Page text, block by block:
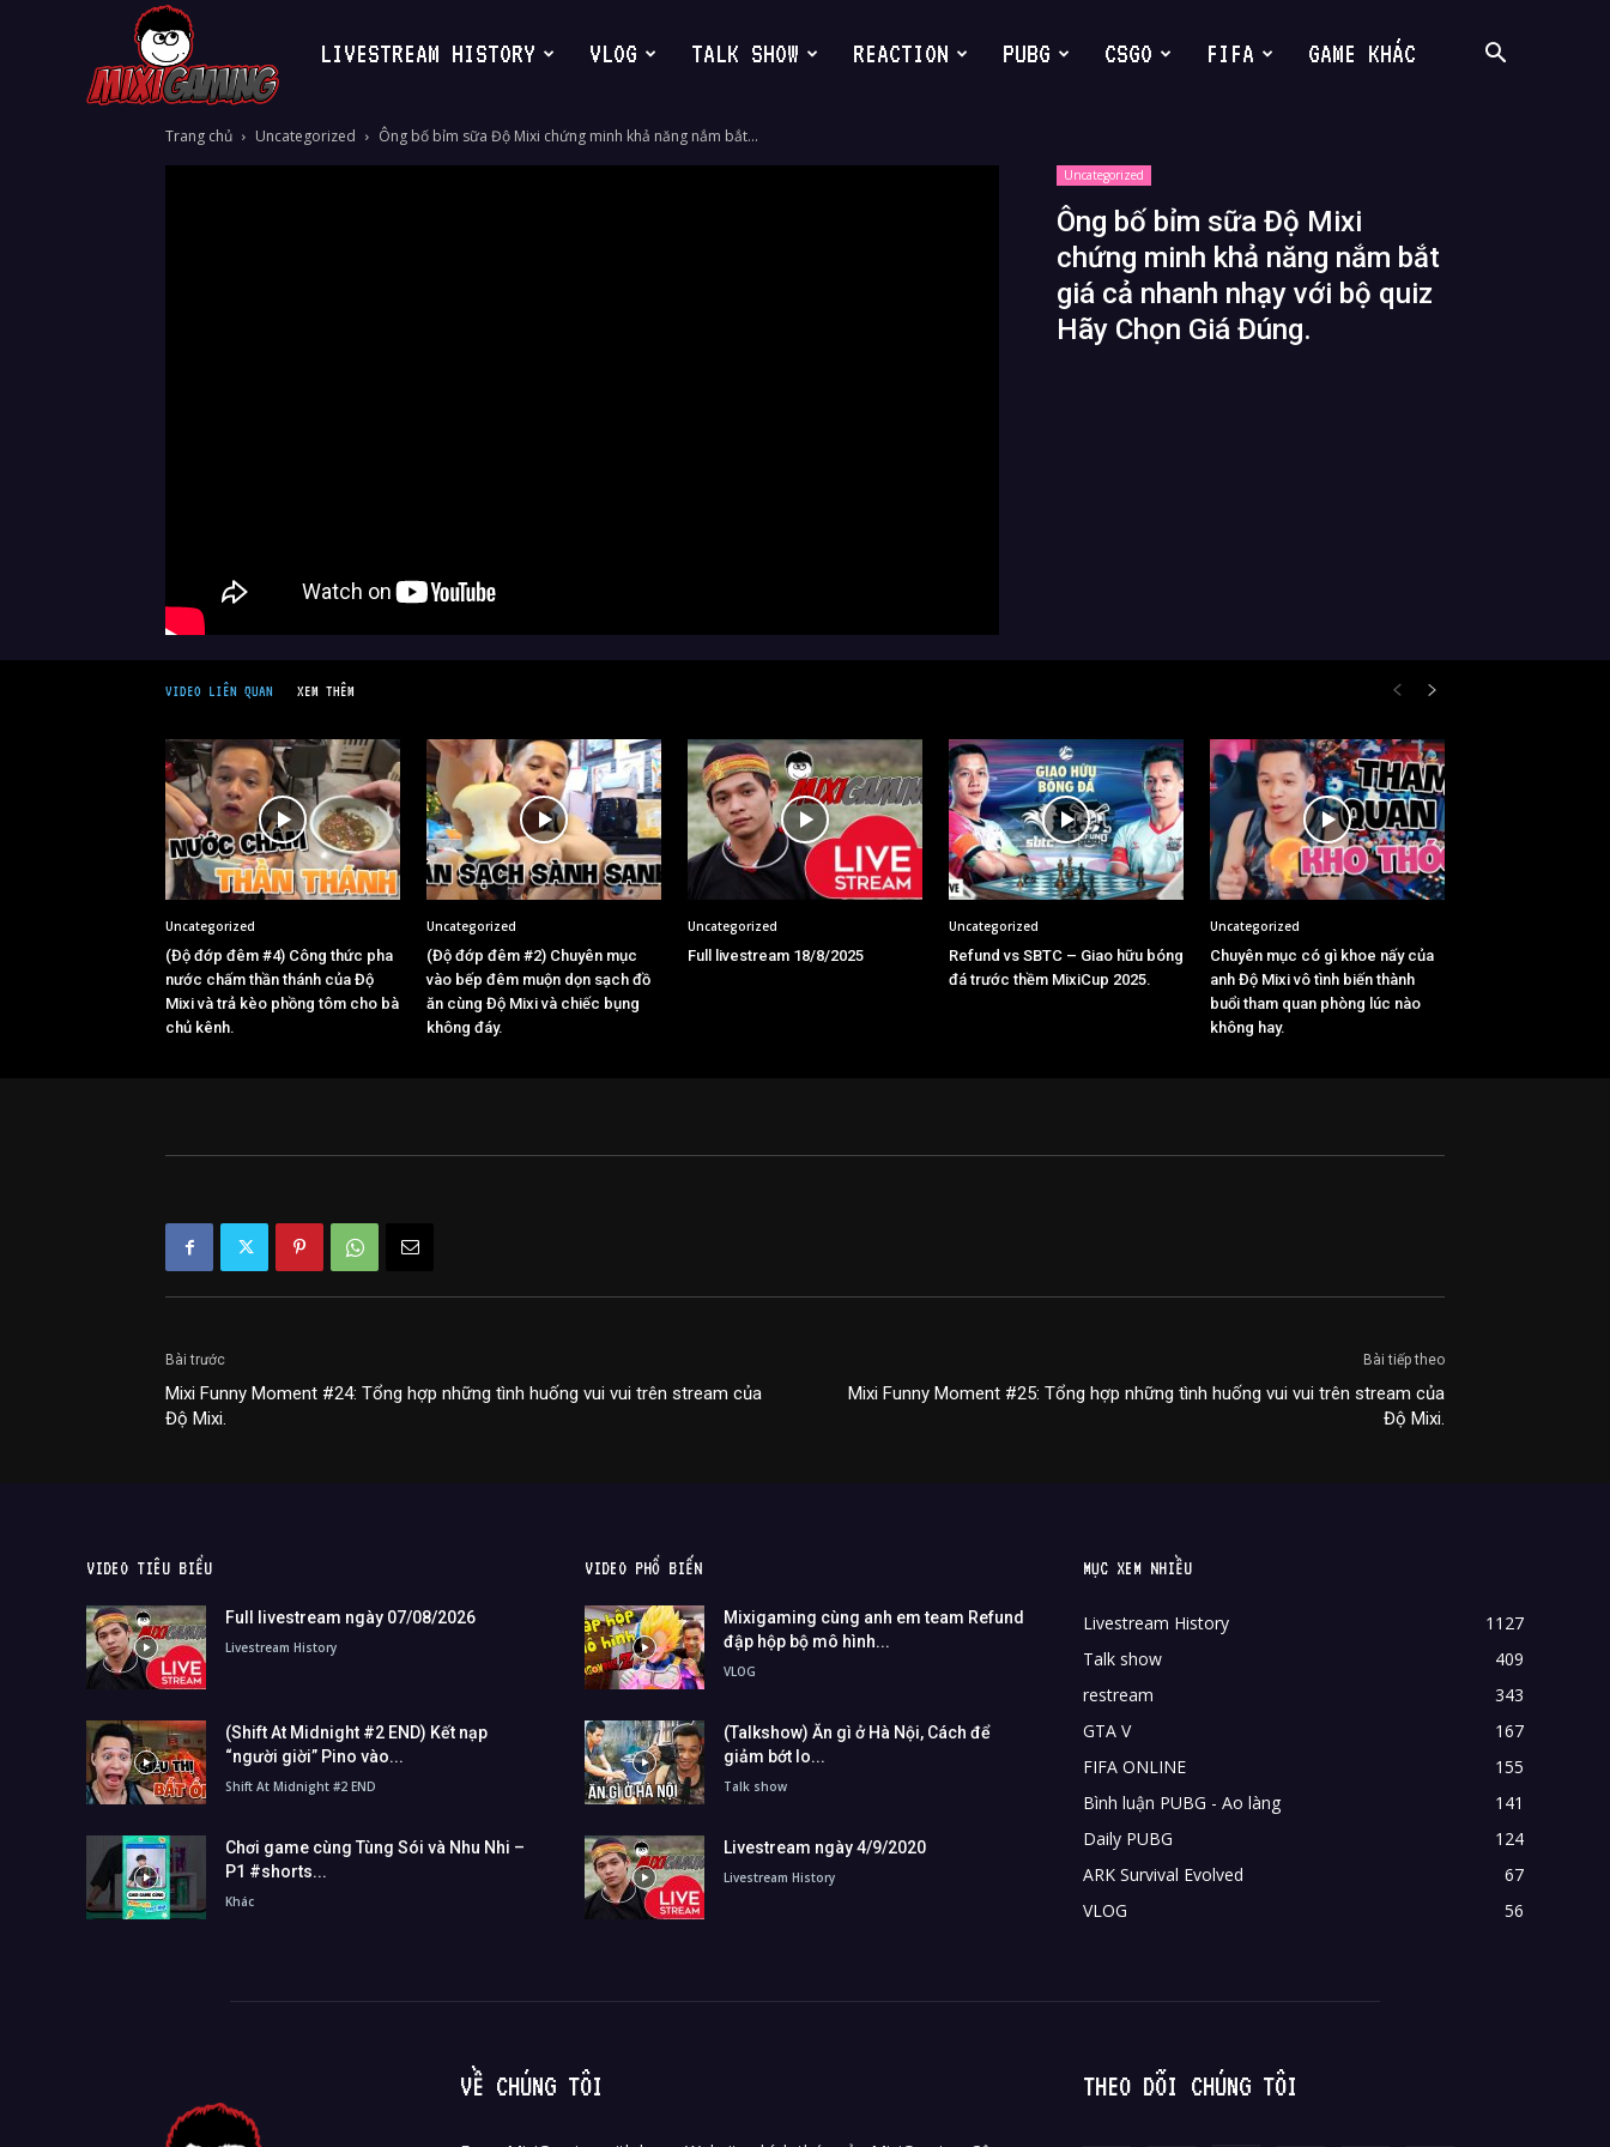
MixiGaming
LIVESTREAM HISTORY VLOG TALK SHOW REACTION PUBG CSGO FIFA GAME KHÁC
Trang chủ Uncategorized Ông bố bỉm sữa Độ Mixi chứng minh khả năng nắm bắt...
Uncategorized
Ông bố bỉm sữa Độ Mixi
chứng minh khả năng nắm bắt
giá cả nhanh nhạy với bộ quiz
Hãy Chọn Giá Đúng.
VIDEO LIÊN QUAN XEM THÊM
Uncategorized
(Độ đớp đêm #4) Công thức pha
nước chấm thần thánh của Độ
Mixi và trả kèo phồng tôm cho bà
chủ kênh.
Uncategorized
(Độ đớp đêm #2) Chuyên mục
vào bếp đêm muộn dọn sạch đồ
ăn cùng Độ Mixi và chiếc bụng
không đáy.
Uncategorized
Full livestream 18/8/2025
Uncategorized
Refund vs SBTC – Giao hữu bóng
đá trước thềm MixiCup 2025.
Uncategorized
Chuyên mục có gì khoe nấy của
anh Độ Mixi vô tình biến thành
buổi tham quan phòng lúc nào
không hay.
Bài trước
Mixi Funny Moment #24: Tổng hợp những tình huống vui vui trên stream của
Độ Mixi.
Bài tiếp theo
Mixi Funny Moment #25: Tổng hợp những tình huống vui vui trên stream của
Độ Mixi.
VIDEO TIÊU BIỂU
Full livestream ngày 07/08/2026
Livestream History
(Shift At Midnight #2 END) Kết nạp
“người giời” Pino vào...
Shift At Midnight #2 END
Chơi game cùng Tùng Sói và Nhu Nhi –
P1 #shorts...
Khác
VIDEO PHỔ BIẾN
Mixigaming cùng anh em team Refund
đập hộp bộ mô hình...
VLOG
(Talkshow) Ăn gì ở Hà Nội, Cách để
giảm bớt lo...
Talk show
Livestream ngày 4/9/2020
Livestream History
MỤC XEM NHIỀU
Livestream History
1127
Talk show
409
restream
343
GTA V
167
FIFA ONLINE
155
Bình luận PUBG - Ao làng
141
Daily PUBG
124
ARK Survival Evolved
67
VLOG
56
VỀ CHÚNG TÔI THEO DÕI CHÚNG TÔI